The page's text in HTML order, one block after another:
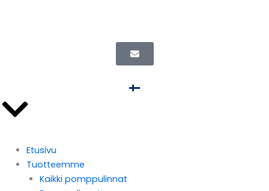
Etusivu
Tuotteemme
Kaikki pomppulinnat